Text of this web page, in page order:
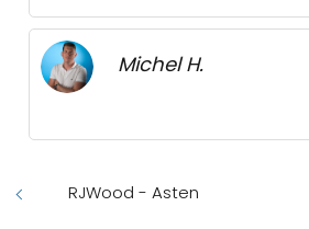
Michel H.
RJWood - Asten